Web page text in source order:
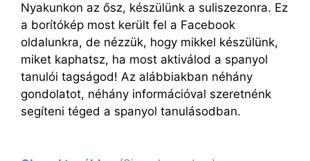
Nyakunkon az ősz, készülünk a suliszezonra. Ez
a borítókép most került fel a Facebook
oldalunkra, de nézzük, hogy mikkel készülünk,
miket kaphatsz, ha most aktiválod a spanyol
tanulói tagságod! Az alábbiakban néhány
gondolatot, néhány információval szeretnénk
segíteni téged a spanyol tanulásodban.